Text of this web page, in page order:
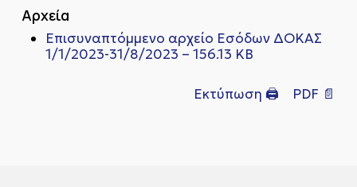
Αρχεία
Επισυναπτόμμενο αρχείο Εσόδων ΔΟΚΑΣ
1/1/2023-31/8/2023 – 156.13 KB
Εκτύπωση 🖨 PDF 📄